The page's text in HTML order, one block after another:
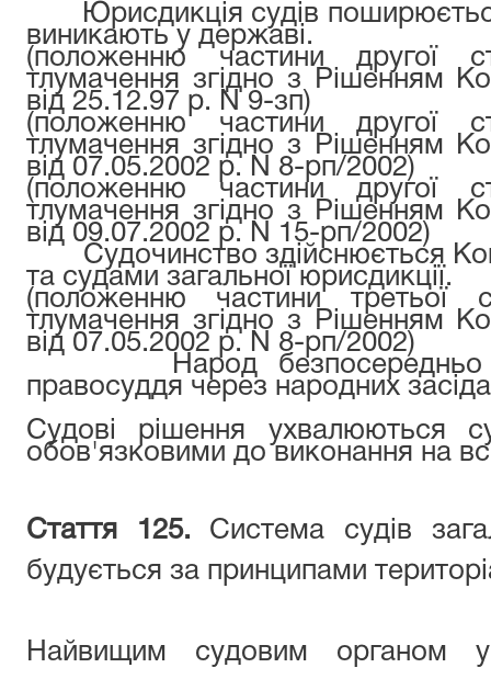
Юрисдикція судів
виникають у державі.
(положенню частини другої
тлумачення згідно з Рішенням
від 25.12.97 р. N 9-зп)
(положенню частини другої
тлумачення згідно з Рішенням
від 07.05.2002 р. N 8-рп/2002)
(положенню частини другої
тлумачення згідно з Рішенням
від 09.07.2002 р. N 15-рп/2002)
Судочинство здійснюється
та судами загальної юрисдикції.
(положенню частини третьої
тлумачення згідно з Рішенням
від 07.05.2002 р. N 8-рп/2002)
Народ безпосередньо
правосуддя через народних
Судові рішення ухвалюються
обов'язковими до виконання на
Стаття 125. Система судів
будується за принципами
Найвищим судовим органом у